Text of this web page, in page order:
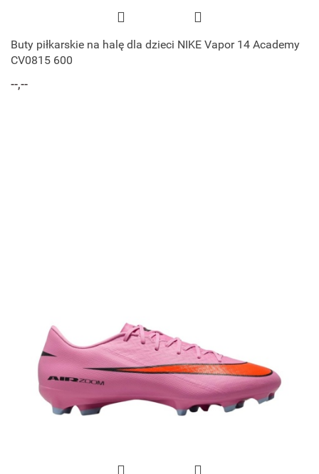
Buty piłkarskie na halę dla dzieci NIKE Vapor 14 Academy
CV0815 600
--,--